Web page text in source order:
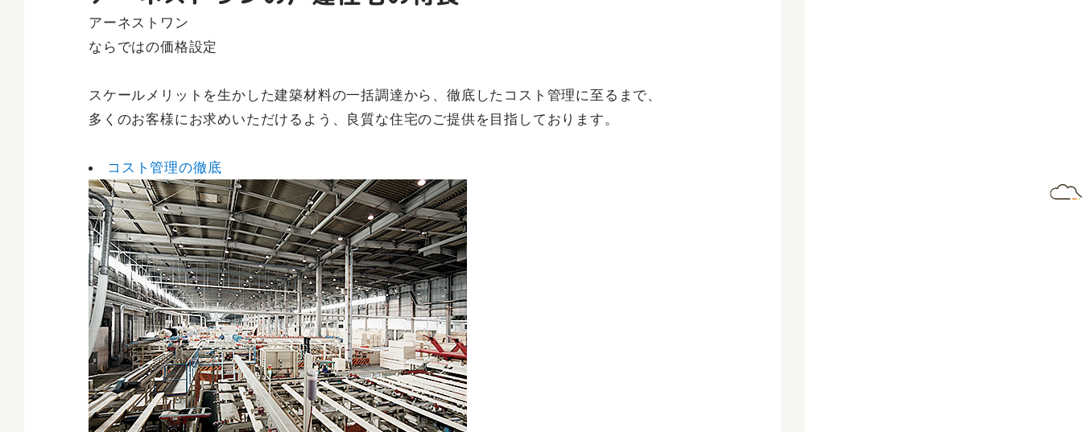
アーネストワン
ならではの価格設定
スケールメリットを生かした建築材料の一括調達から、徹底したコスト管理に至るまで、
多くのお客様にお求めいただけるよう、良質な住宅のご提供を目指しております。
コスト管理の徹底